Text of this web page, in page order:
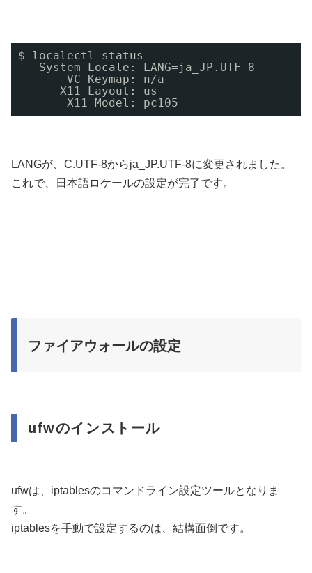
$ localectl status
System Locale: LANG=ja_JP.UTF-8
VC Keymap: n/a
X11 Layout: us
X11 Model: pc105
LANGが、C.UTF-8からja_JP.UTF-8に変更されました。
これで、日本語ロケールの設定が完了です。
ファイアウォールの設定
ufwのインストール
ufwは、iptablesのコマンドライン設定ツールとなりま
す。
iptablesを手動で設定するのは、結構面倒です。